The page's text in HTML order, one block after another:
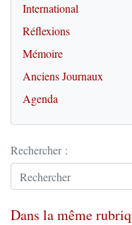
International
Réflexions
Mémoire
Anciens Journaux
Agenda
Rechercher :
Dans la même